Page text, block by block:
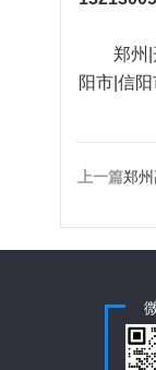
郑州|开
阳市|信
上一篇郑